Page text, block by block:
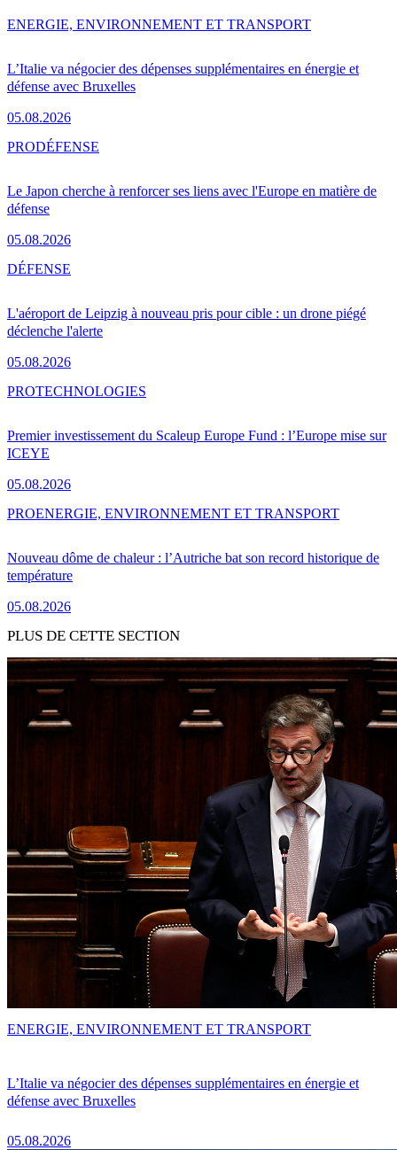
L’Italie va négocier des dépenses supplémentaires en énergie et
défense avec Bruxelles
05.08.2026
ENERGIE, ENVIRONNEMENT ET TRANSPORT
Le Japon cherche à renforcer ses liens avec l'Europe en matière de
défense
05.08.2026
PRODÉFENSE
L'aéroport de Leipzig à nouveau pris pour cible : un drone piégé
déclenche l'alerte
05.08.2026
DÉFENSE
Premier investissement du Scaleup Europe Fund : l’Europe mise sur
ICEYE
05.08.2026
PROTECHNOLOGIES
Nouveau dôme de chaleur : l’Autriche bat son record historique de
température
05.08.2026
PROENERGIE, ENVIRONNEMENT ET TRANSPORT
PLUS DE CETTE SECTION
L’Italie va négocier des dépenses supplémentaires en énergie et
défense avec Bruxelles
05.08.2026
ENERGIE, ENVIRONNEMENT ET TRANSPORT